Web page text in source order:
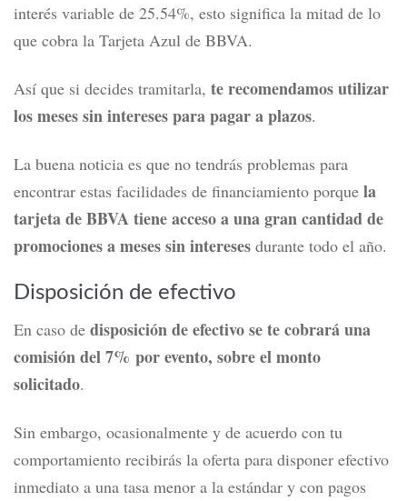
interés variable de 25.54%, esto significa la mitad de lo
que cobra la Tarjeta Azul de BBVA.
Así que si decides tramitarla, te recomendamos utilizar
los meses sin intereses para pagar a plazos.
La buena noticia es que no tendrás problemas para
encontrar estas facilidades de financiamiento porque la
tarjeta de BBVA tiene acceso a una gran cantidad de
promociones a meses sin intereses durante todo el año.
Disposición de efectivo
En caso de disposición de efectivo se te cobrará una
comisión del 7% por evento, sobre el monto
solicitado.
Sin embargo, ocasionalmente y de acuerdo con tu
comportamiento recibirás la oferta para disponer efectivo
inmediato a una tasa menor a la estándar y con pagos